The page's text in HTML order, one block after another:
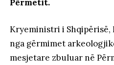
Përmetit.
Kryeministri i Shqipërisë,
nga gërmimet
mesjetare zbuluar në